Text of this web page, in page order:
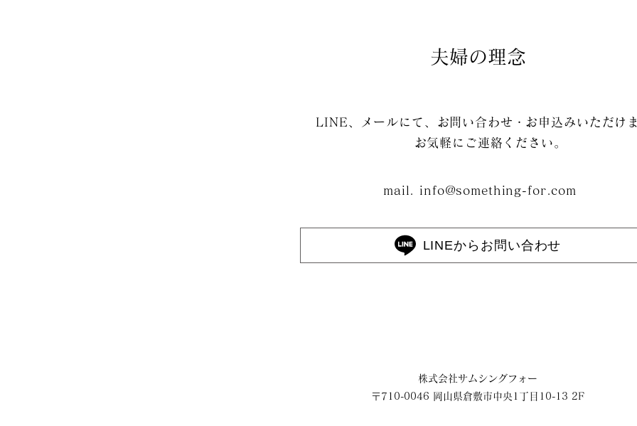
夫婦の理念
LINE、メールにて、お問い合わせ・お申込みいただけ
​お気軽にご連絡ください。
mail. info@something-for.com
LINEからお問い合わせ
株式会社サムシングフォー
〒710-0046 岡山県倉敷市中央1丁目10-13 2F